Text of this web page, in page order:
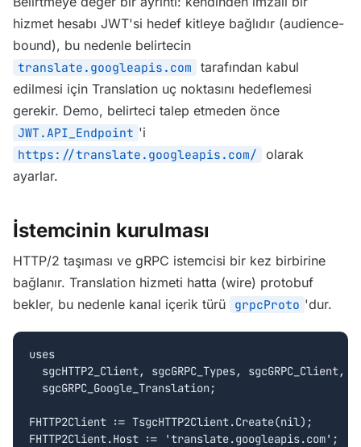
hizmet hesabı JWT'si hedef kitleye bağlıdır (audience-
bound), bu nedenle belirtecin
translate.googleapis.com
tarafından kabul
edilmesi için Translation uç noktasını hedeflemesi
gerekir. Demo, belirteci talep etmeden önce
JWT.API_Endpoint 'i
https://translate.googleapis.com/
olarak
ayarlar.
İstemcinin kurulması
HTTP/2 taşıması ve gRPC istemcisi bir kez birbirine
bağlanır. Translation hizmeti hatta (wire) protobuf
bekler, bu nedenle kanal içerik türü
grpcProto 'dur.
uses
  sgcHTTP2_Client, sgcGRPC_Types, sgcGRPC_Client,
  sgcGRPC_Google_Translation;
FHTTP2Client := TsgcHTTP2Client.Create(nil);
FHTTP2Client.Host := 'translate.googleapis.com';